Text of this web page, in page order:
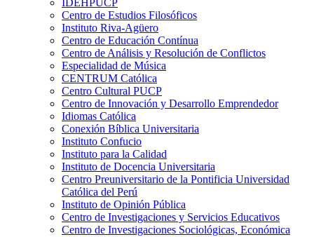
IDEHPUCP
Centro de Estudios Filosóficos
Instituto Riva-Agüero
Centro de Educación Contínua
Centro de Análisis y Resolución de Conflictos
Especialidad de Música
CENTRUM Católica
Centro Cultural PUCP
Centro de Innovación y Desarrollo Emprendedor
Idiomas Católica
Conexión Bíblica Universitaria
Instituto Confucio
Instituto para la Calidad
Instituto de Docencia Universitaria
Centro Preuniversitario de la Pontificia Universidad
Católica del Perú
Instituto de Opinión Pública
Centro de Investigaciones y Servicios Educativos
Centro de Investigaciones Sociológicas, Económica